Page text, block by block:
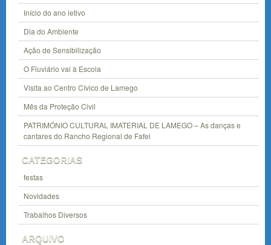
Início do ano letivo
Dia do Ambiente
Ação de Sensibilização
O Fluviário vai à Escola
Visita ao Centro Cívico de Lamego
Mês da Proteção Civil
PATRIMÓNIO CULTURAL IMATERIAL DE LAMEGO – As danças e
cantares do Rancho Regional de Fafel
CATEGORIAS
festas
Novidades
Trabalhos Diversos
ARQUIVO